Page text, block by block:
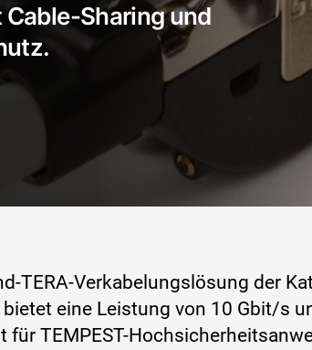
Sharing und
TERA-Verkabelungslösung der
eine Leistung von 10 Gbit/s
TEMPEST-